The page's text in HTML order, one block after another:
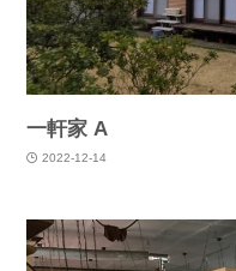
一軒家 A
2022-12-14